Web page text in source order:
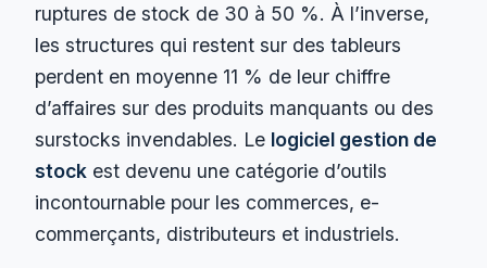
ruptures de stock de 30 à 50 %. À l’inverse,
les structures qui restent sur des tableurs
perdent en moyenne 11 % de leur chiffre
d’affaires sur des produits manquants ou des
surstocks invendables. Le logiciel gestion de
stock est devenu une catégorie d’outils
incontournable pour les commerces, e-
commerçants, distributeurs et industriels.